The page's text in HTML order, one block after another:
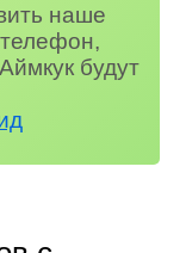
наше
будут